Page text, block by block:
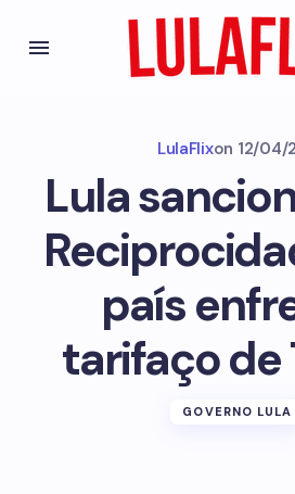
LulaFlixon 12/04/
Lula
país
tarifaço de
GOVERNO LULA